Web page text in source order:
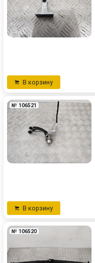
В корзину
№ 106521
В корзину
№ 106520